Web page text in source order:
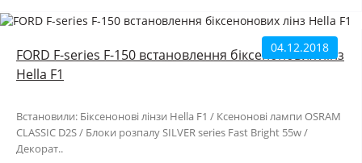
04.12.2018
FORD F-series F-150 встановлення біксенонових лінз
Hella F1
Встановили: Біксенонові лінзи Hella F1 / Ксенонові лампи OSRAM
CLASSIC D2S / Блоки розпалу SILVER series Fast Bright 55w /
Декорат..